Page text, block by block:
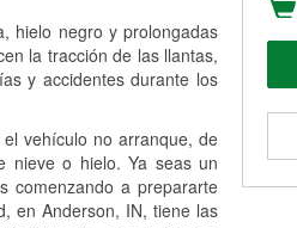
hielo negro y prolongadas
la tracción de las llantas,
y accidentes durante los
vehículo no arranque, de
nieve o hielo. Ya seas un
comenzando a prepararte
en Anderson, IN, tiene las